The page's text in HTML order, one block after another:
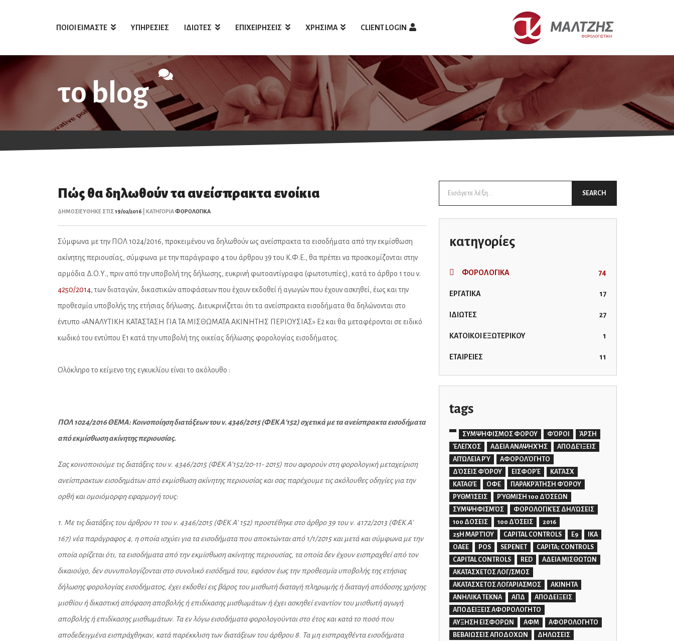
ΠΟΙΟΙ ΕΙΜΑΣΤΕ ΥΠΗΡΕΣΙΕΣ ΙΔΙΩΤΕΣ ΕΠΙΧΕΙΡΗΣΕΙΣ ΧΡΗΣΙΜΑ CLIENT LOGIN
το blog
Πώς θα δηλωθούν τα ανείσπρακτα ενοίκια
ΔΗΜΟΣΙΕΥΘΗΚΕ ΣΤΙΣ19/02/2016 | ΚΑΤΗΓΟΡΙΑΦΟΡΟΛΟΓΙΚΑ
Σύμφωνα με την ΠΟΛ 1024/2016, προκειμένου να δηλωθούν ως ανείσπρακτα τα εισοδήματα από την εκμίσθωση
ακίνητης περιουσίας, σύμφωνα με την παράγραφο 4 του άρθρου 39 του Κ.Φ.Ε., θα πρέπει να προσκομίζονται στην
αρμόδια Δ.Ο.Υ., πριν από την υποβολή της δήλωσης, ευκρινή φωτοαντίγραφα (φωτοτυπίες), κατά το άρθρο 1 του ν.
4250/2014, των διαταγών, δικαστικών αποφάσεων που έχουν εκδοθεί ή αγωγών που έχουν ασκηθεί, έως και την
προθεσμία υποβολής της ετήσιας δήλωσης. Διευκρινίζεται ότι τα ανείσπρακτα εισοδήματα θα δηλώνονται στο
έντυπο «ΑΝΑΛΥΤΙΚΗ ΚΑΤΑΣΤΑΣΗ ΓΙΑ ΤΑ ΜΙΣΘΩΜΑΤΑ ΑΚΙΝΗΤΗΣ ΠΕΡΙΟΥΣΙΑΣ» Ε2 και θα μεταφέρονται σε ειδικό
κωδικό του εντύπου Ε1 κατά την υποβολή της οικείας δήλωσης φορολογίας εισοδήματος.
Oλόκληρο το κείμενο της εγκυκλίου είναι το ακόλουθο :
ΠΟΛ 1024/2016 ΘΕΜΑ: Κοινοποίηση διατάξεων του ν. 4346/2015 (ΦΕΚ Α'152) σχετικά με τα ανείσπρακτα εισοδήματα
από εκμίσθωση ακίνητης περιουσίας.
Σας κοινοποιούμε τις διατάξεις του ν. 4346/2015 (ΦΕΚ Α'152/20-11- 2015) που αφορούν στη φορολογική μεταχείριση
ανείσπρακτων εισοδημάτων από εκμίσθωση ακίνητης περιουσίας και σας παρέχουμε τις ακόλουθες οδηγίες για την
ορθή και ομοιόμορφη εφαρμογή τους:
1. Με τις διατάξεις του άρθρου 11 του ν. 4346/2015 (ΦΕΚ Α' 152) προστέθηκε στο άρθρο 39 του ν. 4172/2013 (ΦΕΚ Α'
167) νέα παράγραφος 4, η οποία ισχύει για τα εισοδήματα που αποκτώνται από 1/1/2015 και μετά και σύμφωνα με την
οποία ορίζεται ότι, τα εισοδήματα από την εκμίσθωση ακίνητης περιουσίας, τα οποία δεν έχουν εισπραχθεί από τον
δικαιούχο, δεν συνυπολογίζονται στο συνολικό εισόδημά του, εφόσον έως την προθεσμία υποβολής της ετήσιας
δήλωσης φορολογίας εισοδήματος, έχει εκδοθεί εις βάρος του μισθωτή διαταγή πληρωμής ή διαταγή απόδοσης χρήσης
μισθίου ή δικαστική απόφαση αποβολής ή επιδίκασης μισθωμάτων ή έχει ασκηθεί εναντίον του μισθωτή αγωγή
αποβολής ή επιδίκασης μισθωμάτων. Τα εν λόγω εισοδήματα φορολογούνται στο έτος και κατά το ποσό που
αποδεδειγμένα εισπράχθηκαν, κατά παρέκκλιση των διατάξεων του άρθρου 8. Τα μη εισπραχθέντα εισοδήματα
Search
SEARCH
κατηγορίες
ΦΟΡΟΛΟΓΙΚΑ 74
ΕΡΓΑΤΙΚΑ 17
ΙΔΙΩΤΕΣ 27
ΚΑΤΟΙΚΟΙ ΕΞΩΤΕΡΙΚΟΥ 1
ΕΤΑΙΡΕΙΕΣ 11
tags
ΣΥΜΨΗΦΙΣΜΟΣ ΦΟΡΟΥ ΦΌΡΟΙ
ΆΡΣΗ
ΈΛΕΓΧΟΣ
ΑΔΕΙΑ ΑΝΑΨΗΧΉΣ
ΑΠΟΔΕΊΞΕΙΣ
ΑΠΏΛΕΙΑ ΡΎ
ΑΦΟΡΟΛΌΓΗΤΟ
ΔΌΣΕΙΣ ΦΌΡΟΥ
ΕΙΣΦΟΡΈ
ΚΑΤΆΣΧ
ΚΑΤΑΘΈ
ΟΦΕ
ΠΑΡΑΚΡΆΤΗΣΗ ΦΌΡΟΥ
ΡΥΘΜΊΣΕΙΣ
ΡΎΘΜΙΣΗ 100 ΔΌΣΕΩΝ
ΣΥΜΨΗΦΙΣΜΌΣ
ΦΟΡΟΛΟΓΙΚΈΣ ΔΗΛΏΣΕΙΣ
100 ΔΟΣΕΙΣ
100 ΔΌΣΕΙΣ
2016
25Η ΜΑΡΤΊΟΥ
CAPITAL CONTROLS E9
IKA
OAEE
POS SEPENET
CAPITA; CONTROLS
CAPITAL CONTROLS
RED
ΑΔΕΙΑ ΜΙΣΘΩΤΩΝ
ΑΚΑΤΑΣΧΕΤΟΣ ΛΟΓ/ΣΜΟΣ
ΑΚΑΤΑΣΧΕΤΟΣ ΛΟΓΑΡΙΑΣΜΟΣ
ΑΚΙΝΗΤΑ
ΑΝΗΛΙΚΑ ΤΕΚΝΑ
ΑΠΔ
ΑΠΟΔΕΙΞΕΙΣ
ΑΠΟΔΕΙΞΕΙΣ ΑΦΟΡΟΛΟΓΗΤΟ
ΑΥΞΗΣΗ ΕΙΣΦΟΡΩΝ
ΑΦΜ
ΑΦΟΡΟΛΟΓΗΤΟ
ΒΕΒΑΙΩΣΕΙΣ ΑΠΟΔΟΧΩΝ
ΔΗΛΩΣΕΙΣ